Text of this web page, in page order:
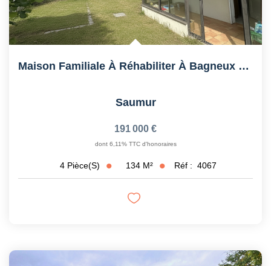
Maison Familiale À Réhabiliter À Bagneux ? Jardin Et Grand...
Saumur
191 000 €
dont 6,11% TTC d'honoraires
4 Pièce(s) 134 M² Réf : 4067